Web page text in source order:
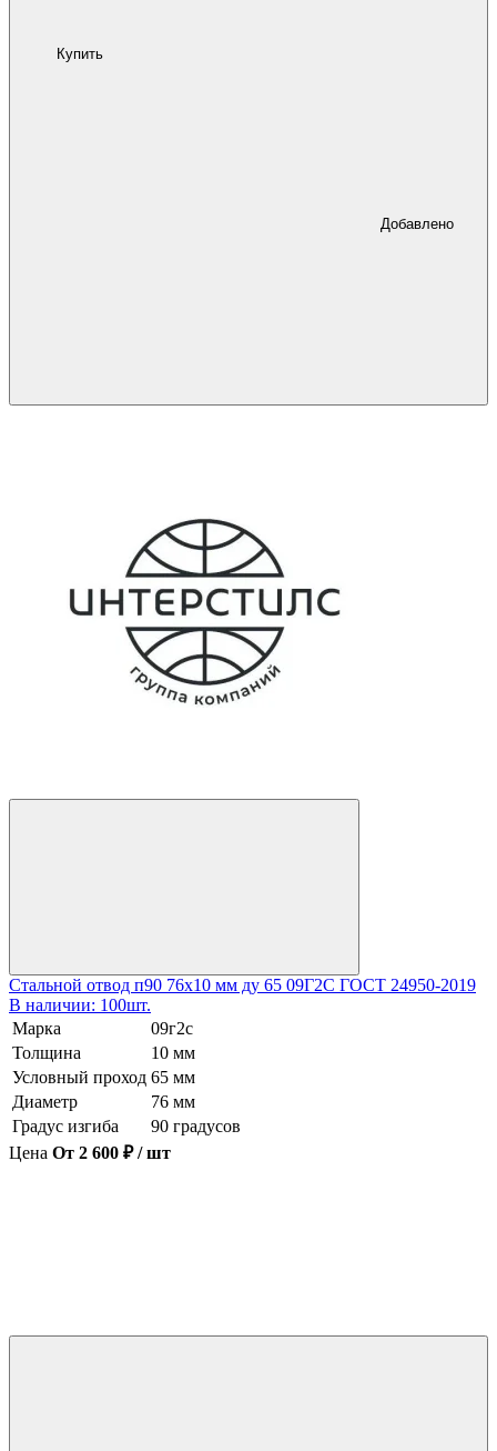
Купить
Добавлено
Стальной отвод п90 76х10 мм ду 65 09Г2С ГОСТ 24950-2019
В наличии: 100шт.
Марка
09г2с
Толщина
10 мм
Условный проход 65 мм
Диаметр
76 мм
Градус изгиба
90 градусов
Цена От 2 600 ₽ / шт